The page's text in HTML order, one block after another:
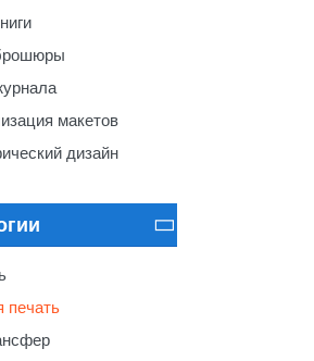
макетов
дизайн

печать